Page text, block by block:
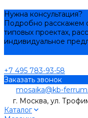
Нужна консультация?
Подробно расскажем
типовых проектах,
индивидуальное
+7 495 783-93-58
Заказать звонок
mosaika@kb-
г. Москва, ул.
Каталог